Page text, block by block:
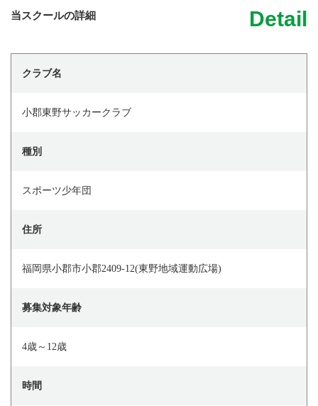
当スクールの詳細 Detail
クラブ名
小郡東野サッカークラブ
種別
スポーツ少年団
住所
福岡県小郡市小郡2409-12(東野地域運動広場)
募集対象年齢
4歳～12歳
時間